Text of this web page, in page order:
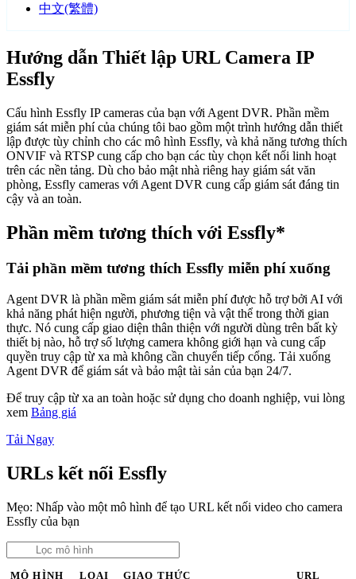
中文(繁體)
Hướng dẫn Thiết lập URL Camera IP
Essfly
Cấu hình Essfly IP cameras của bạn với Agent DVR. Phần mềm
giám sát miễn phí của chúng tôi bao gồm một trình hướng dẫn thiết
lập được tùy chỉnh cho các mô hình Essfly, và khả năng tương thích
ONVIF và RTSP cung cấp cho bạn các tùy chọn kết nối linh hoạt
trên các nền tảng. Dù cho bảo mật nhà riêng hay giám sát văn
phòng, Essfly cameras với Agent DVR cung cấp giám sát đáng tin
cậy và an toàn.
Phần mềm tương thích với Essfly*
Tải phần mềm tương thích Essfly miễn phí xuống
Agent DVR là phần mềm giám sát miễn phí được hỗ trợ bởi AI với
khả năng phát hiện người, phương tiện và vật thể trong thời gian
thực. Nó cung cấp giao diện thân thiện với người dùng trên bất kỳ
thiết bị nào, hỗ trợ số lượng camera không giới hạn và cung cấp
quyền truy cập từ xa mà không cần chuyển tiếp cổng. Tải xuống
Agent DVR để giám sát và bảo mật tài sản của bạn 24/7.
Để truy cập từ xa an toàn hoặc sử dụng cho doanh nghiệp, vui lòng
xem Bảng giá
Tải Ngay
URLs kết nối Essfly
Mẹo: Nhấp vào một mô hình để tạo URL kết nối video cho camera
Essfly của bạn
MÔ HÌNH LOẠI GIAO THỨC URL